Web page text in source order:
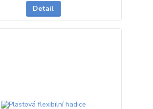
Detail